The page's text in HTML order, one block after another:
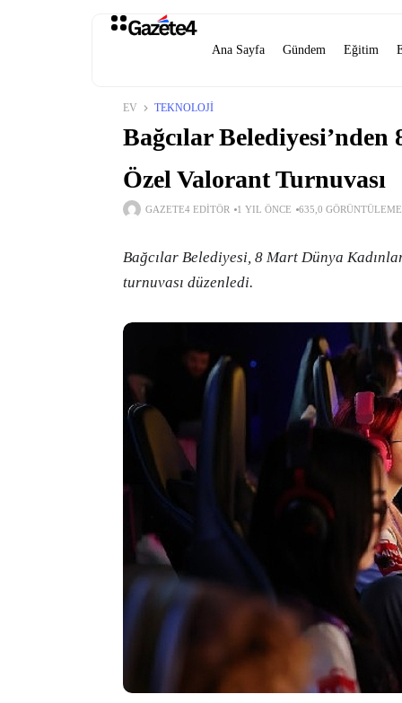
Ana Sayfa Gündem Eğitim
EV TEKNOLOJI
Bağcılar
Özel Valorant Turnuvası
GAZETE4 EDITÖR 1 YIL ÖNCE 635,0 GÖRÜNTÜLEME
Bağcılar Belediyesi, 8 Mart Dünya
turnuvası düzenledi.